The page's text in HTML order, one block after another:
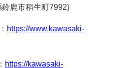
鹿市稻生町7992)
https://www.kawasaki-
https://kawasaki-